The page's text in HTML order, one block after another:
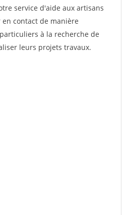
service d'aide aux artisans
contact de manière
à la recherche de
leurs projets travaux.